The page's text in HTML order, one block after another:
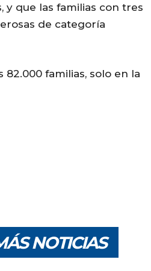
y que las familias con tres
de categoría
familias, solo en la
NOTICIAS